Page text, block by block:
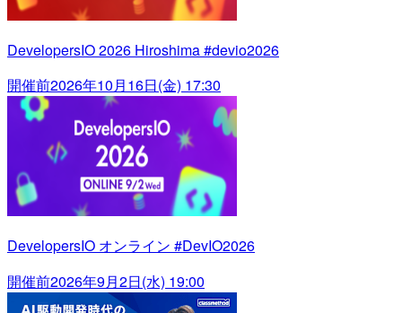
DevelopersIO 2026 Hiroshima #devio2026
開催前2026年10月16日(金) 17:30
DevelopersIO オンライン #DevIO2026
開催前2026年9月2日(水) 19:00